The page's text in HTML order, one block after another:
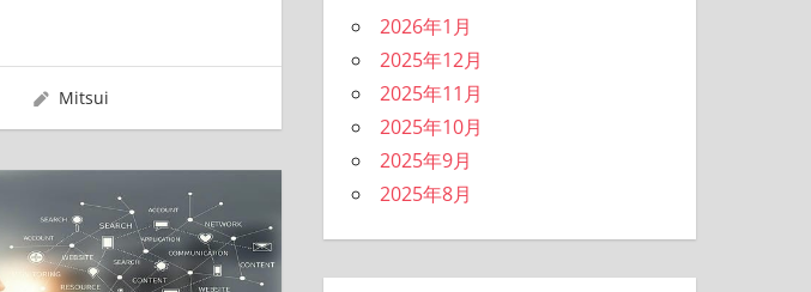
Mitsui
2026年1月
2025年12月
2025年11月
2025年10月
2025年9月
2025年8月